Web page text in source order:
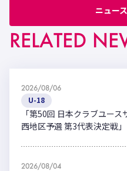
ニュー
RELATED
2026/08/06
U-18
「第50回 日本クラブユー
西地区予選 第3代表決定戦
2026/08/04